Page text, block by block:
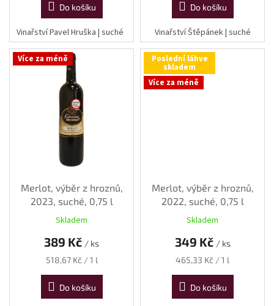
Do košíku
Vinařství Pavel Hruška | suché
Do košíku
Vinařství Štěpánek | suché
Více za méně
Merlot, výběr z hroznů,
2023, suché, 0,75 l
Skladem
389 Kč / ks
Měrná
518,67 Kč / 1 l
Do košíku
Poslední láhve
skladem
Více za méně
Merlot, výběr z hroznů,
2022, suché, 0,75 l
Skladem
349 Kč / ks
Měrná
465,33 Kč / 1 l
Do košíku